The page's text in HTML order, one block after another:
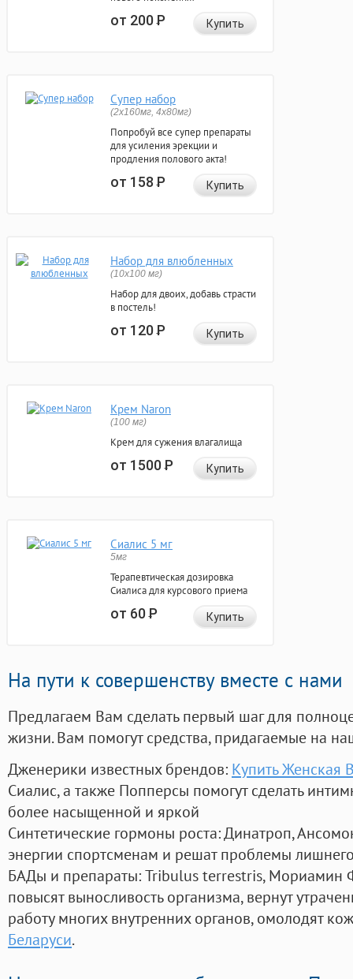
от 200Р Купить
Супер набор
(2х160мг, 4х80мг)
Попробуй все супер препараты
для усиления эрекции и
продления полового акта!
от 158Р Купить
Набор для влюбленных
(10х100 мг)
Набор для двоих, добавь страсти
в постель!
от 120Р Купить
Крем Naron
(100 мг)
Крем для сужения влагалища
от 1500Р Купить
Сиалис 5 мг
5мг
Терапевтическая дозировка
Сиалиса для курсового приема
от 60Р Купить
На пути к совершенству вместе с нами
Предлагаем Вам сделать первый шаг для
жизни. Вам помогут средства, придагаемые на
Дженерики известных брендов: Купить Женская
Сиалис, а также Попперсы помогут сделать
более насыщенной и яркой
Синтетические гормоны роста: Динатроп,
энергии спортсменам и решат проблемы
БАДы и препараты:Tribulus terrestris, Мориамин
повысят выносливость организма, вернут
работу многих внутренних органов, омолодят
Беларуси.